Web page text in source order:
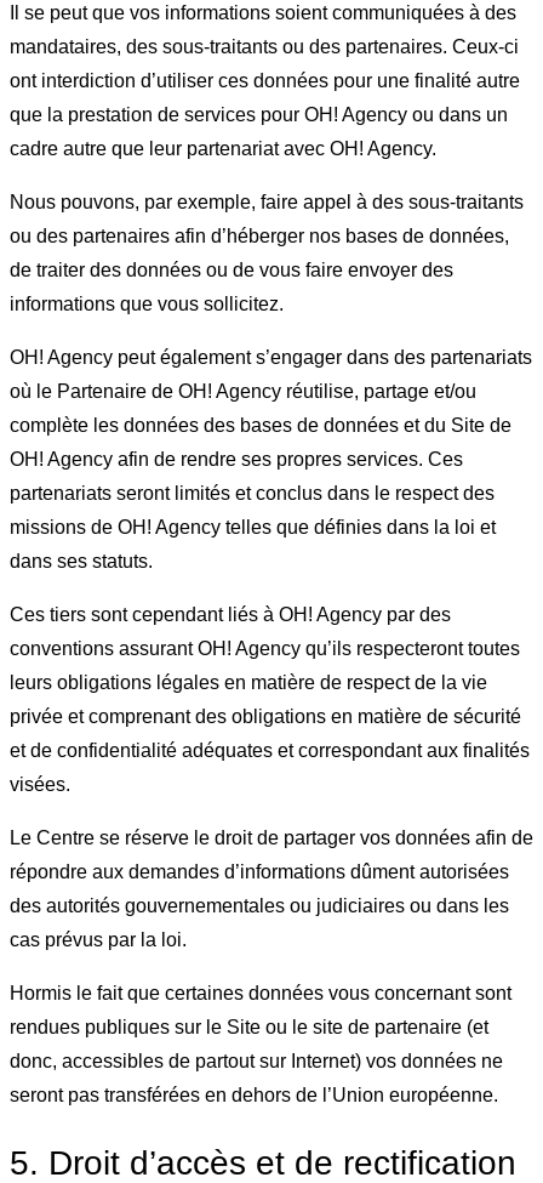
Il se peut que vos informations soient communiquées à des
mandataires, des sous-traitants ou des partenaires. Ceux-ci
ont interdiction d’utiliser ces données pour une finalité autre
que la prestation de services pour OH! Agency ou dans un
cadre autre que leur partenariat avec OH! Agency.
Nous pouvons, par exemple, faire appel à des sous-traitants
ou des partenaires afin d’héberger nos bases de données,
de traiter des données ou de vous faire envoyer des
informations que vous sollicitez.
OH! Agency peut également s’engager dans des partenariats
où le Partenaire de OH! Agency réutilise, partage et/ou
complète les données des bases de données et du Site de
OH! Agency afin de rendre ses propres services. Ces
partenariats seront limités et conclus dans le respect des
missions de OH! Agency telles que définies dans la loi et
dans ses statuts.
Ces tiers sont cependant liés à OH! Agency par des
conventions assurant OH! Agency qu’ils respecteront toutes
leurs obligations légales en matière de respect de la vie
privée et comprenant des obligations en matière de sécurité
et de confidentialité adéquates et correspondant aux finalités
visées.
Le Centre se réserve le droit de partager vos données afin de
répondre aux demandes d’informations dûment autorisées
des autorités gouvernementales ou judiciaires ou dans les
cas prévus par la loi.
Hormis le fait que certaines données vous concernant sont
rendues publiques sur le Site ou le site de partenaire (et
donc, accessibles de partout sur Internet) vos données ne
seront pas transférées en dehors de l’Union européenne.
5. Droit d’accès et de rectification